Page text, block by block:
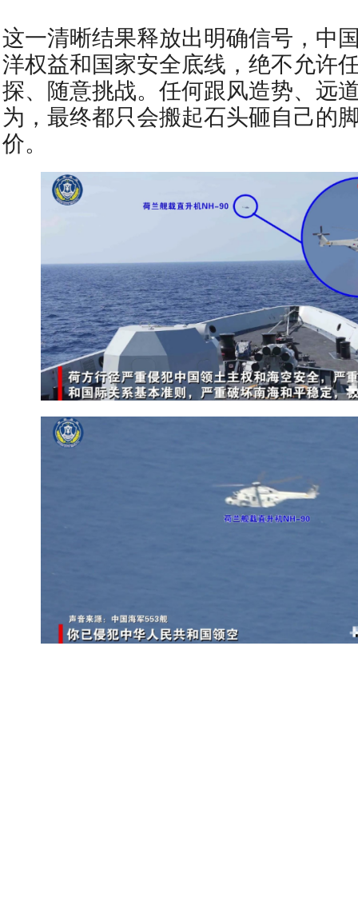
这一清晰结果释放出明确信号，中
洋权益和国家安全底线，绝不允许
探、随意挑战。任何跟风造势、远
为，最终都只会搬起石头砸自己的
价。